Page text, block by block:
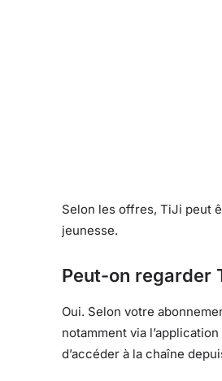
Selon les offres, TiJi peut
jeunesse.
Peut-on regarder
Oui. Selon votre
notamment via
d’accéder à la chaîne